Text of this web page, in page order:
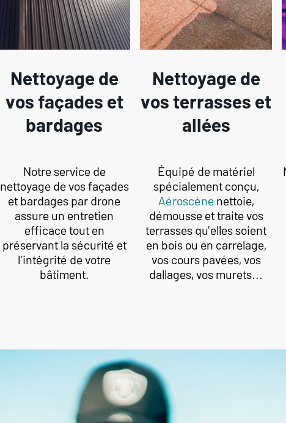
Nettoyage de
vos façades et
bardages
Notre service de
nettoyage de vos façades
et bardages par drone
assure un entretien
efficace tout en
préservant la sécurité et
l'intégrité de votre
bâtiment.
Nettoyage de
vos terrasses et
allées
Équipé de matériel
spécialement conçu,
Aéroscènenettoie,
démousse et traite vos
terrasses qu’elles soient
en bois ou en carrelage,
vos cours pavées, vos
dallages, vos murets...